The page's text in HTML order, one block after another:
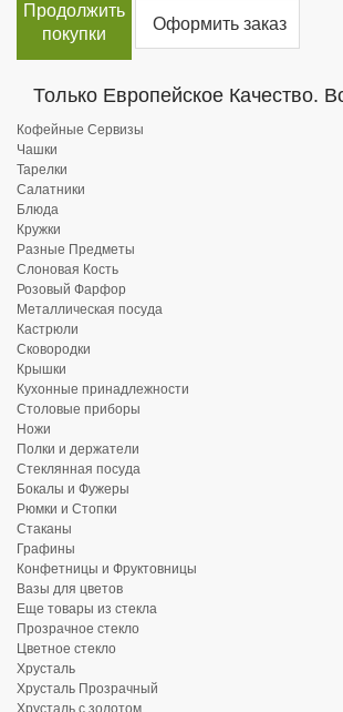
Продолжить
покупки
Оформить заказ
Только Европейское Качество.
Кофейные Сервизы
Чашки
Тарелки
Салатники
Блюда
Кружки
Разные Предметы
Слоновая Кость
Розовый Фарфор
Металлическая посуда
Кастрюли
Сковородки
Крышки
Кухонные принадлежности
Столовые приборы
Ножи
Полки и держатели
Стеклянная посуда
Бокалы и Фужеры
Рюмки и Стопки
Стаканы
Графины
Конфетницы и Фруктовницы
Вазы для цветов
Еще товары из стекла
Прозрачное стекло
Цветное стекло
Хрусталь
Хрусталь Прозрачный
Хрусталь с золотом